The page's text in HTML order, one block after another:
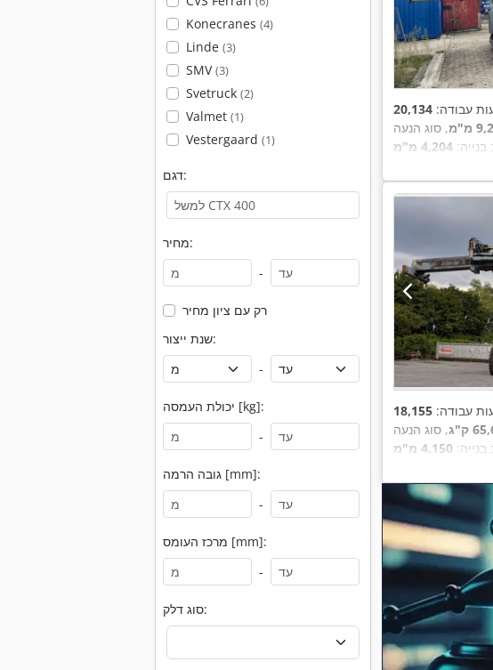
Konecranes (4)
Linde (3)
SMV(3)
Svetruck (2)
Valmet (1)
Vestergaard (1)
דגם:
מחיר:
-
רק עם ציון מחיר
שנת ייצור:
-
יכולת העמסה [kg]:
-
גובה הרמה [mm]:
-
מרכז העומס [mm]:
-
סוג דלק:
עבודה:
מ"מ
בנייה: 4,204 מ"מ
עבודה:
ק"ג
בנייה: 4,150 מ"מ